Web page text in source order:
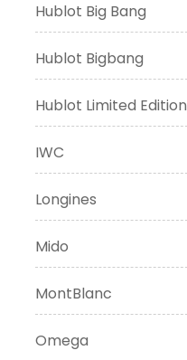
Hublot Big Bang
Hublot Bigbang
Hublot Limited Edition
IWC
Longines
Mido
MontBlanc
Omega